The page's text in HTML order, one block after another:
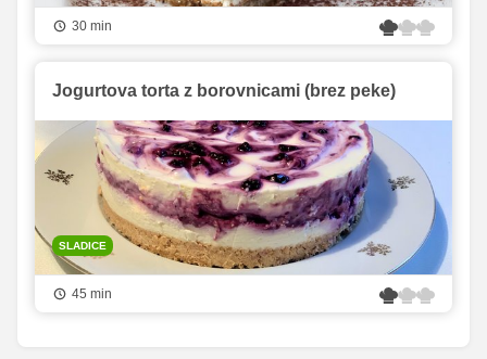
30 min
Jogurtova torta z borovnicami (brez peke)
SLADICE
45 min